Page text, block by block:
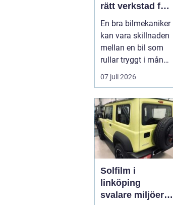
rätt verkstad för
din bil
En bra bilmekaniker
kan vara skillnaden
mellan en bil som
rullar tryggt i många
år och
07 juli 2026
Solfilm i
linköping
svalare miljöer,